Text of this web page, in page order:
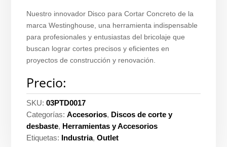
Nuestro innovador Disco para Cortar Concreto de la
marca Westinghouse, una herramienta indispensable
para profesionales y entusiastas del bricolaje que
buscan lograr cortes precisos y eficientes en
proyectos de construcción y renovación.
Precio:
SKU:03PTD0017
Categorías:Accesorios, Discos de corte y
desbaste, Herramientas y Accesorios
Etiquetas: Industria,Outlet